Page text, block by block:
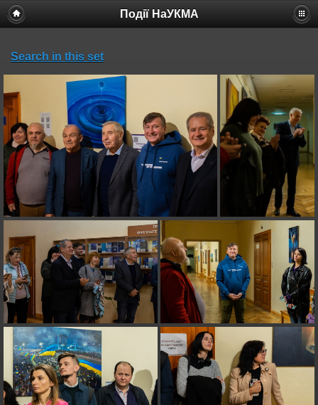
Події НаУКМА
Search in this set